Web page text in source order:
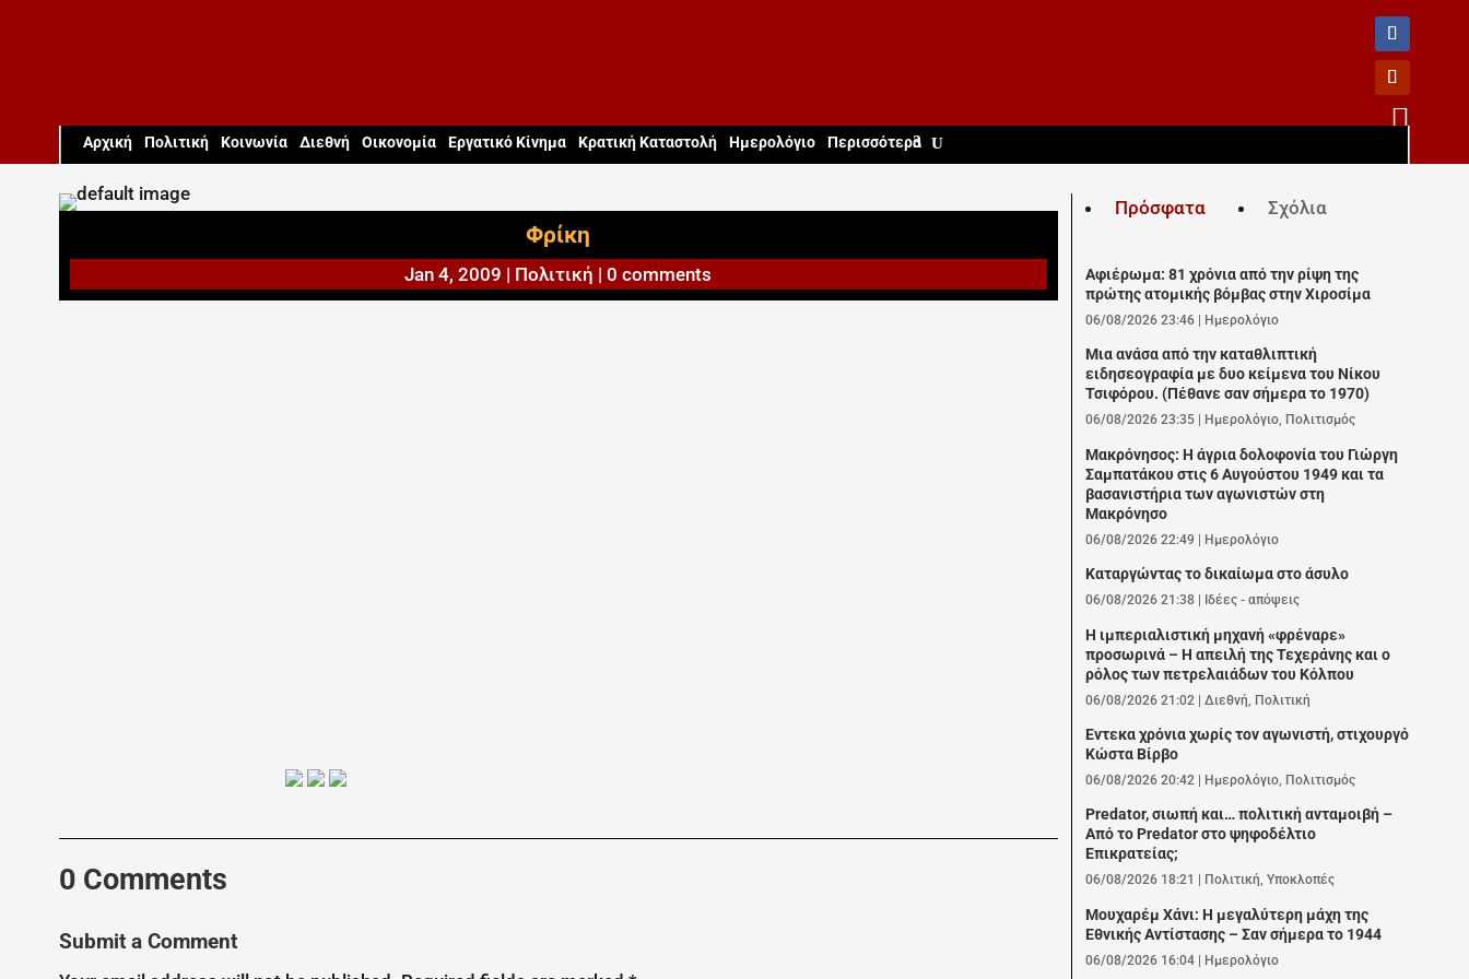

Aρχική Πολιτική Κοινωνία Διεθνή Οικονομία Εργατικό Κίνημα Κρατική Καταστολή Ημερολόγιο Περισσότερα
Φρίκη
Jan 4, 2009 | Πολιτική |0 comments
0 Comments
Submit a Comment
Πρόσφατα Σχόλια
Αφιέρωμα: 81 χρόνια από την ρίψη της
πρώτης ατομικής βόμβας στην Χιροσίμα
06/08/2026 23:46 | Ημερολόγιο
Μια ανάσα από την καταθλιπτική
ειδησεογραφία με δυο κείμενα του Νίκου
Τσιφόρου. (Πέθανε σαν σήμερα το 1970)
06/08/2026 23:35 Ημερολόγιο, Πολιτισμός
Μακρόνησος: Η άγρια δολοφονία του Γιώργη
Σαμπατάκου στις 6 Αυγούστου 1949 και τα
βασανιστήρια των αγωνιστών στη
Μακρόνησο
06/08/2026 22:49 | Ημερολόγιο
Καταργώντας το δικαίωμα στο άσυλο
06/08/2026 21:38 Ιδέες - απόψεις
Η ιμπεριαλιστική μηχανή «φρέναρε»
προσωρινά – Η απειλή της Τεχεράνης και ο
ρόλος των πετρελαιάδων του Κόλπου
06/08/2026 21:02 |Διεθνή Πολιτική
Εντεκα χρόνια χωρίς τον αγωνιστή, στιχουργό
Κώστα Βίρβο
06/08/2026 20:42 Ημερολόγιο, Πολιτισμός
Predator, σιωπή και… πολιτική ανταμοιβή –
Από το Predator στο ψηφοδέλτιο
Επικρατείας;
06/08/2026 18:21 Πολιτική,Υποκλοπές
Μουχαρέμ Χάνι: Η μεγαλύτερη μάχη της
Εθνικής Αντίστασης – Σαν σήμερα το 1944
06/08/2026 16:04 | Ημερολόγιο